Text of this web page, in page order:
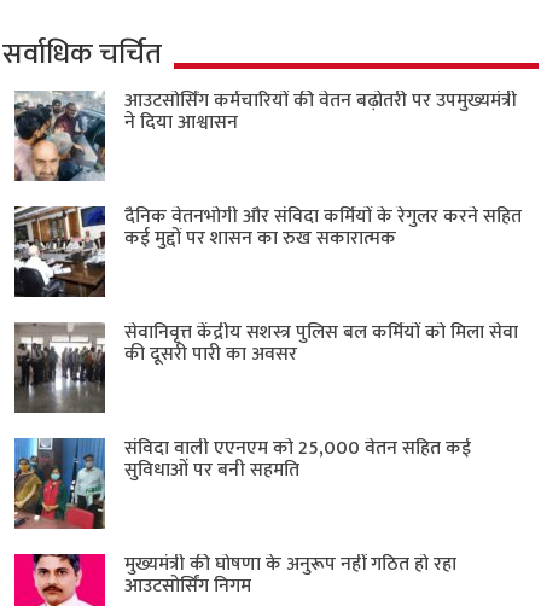
सर्वाधिक चर्चित
आउटसोर्सिंग कर्मचारियों की वेतन बढ़ोतरी पर उपमुख्यमंत्री
ने दिया आश्वासन
दैनिक वेतनभोगी और संविदा कर्मियों के रेगुलर करने सहित
कई मुद्दों पर शासन का रुख सकारात्मक
सेवानिवृत्त केंद्रीय सशस्त्र पुलिस बल ​कर्मियों को मिला सेवा
की दूसरी पारी का अवसर
संविदा वाली एएनएम को 25,000 वेतन सहित कई
सुविधाओं पर बनी सहमति
मुख्यमंत्री की घोषणा के अनुरूप नहीं गठित हो रहा
आउटसोर्सिंग निगम